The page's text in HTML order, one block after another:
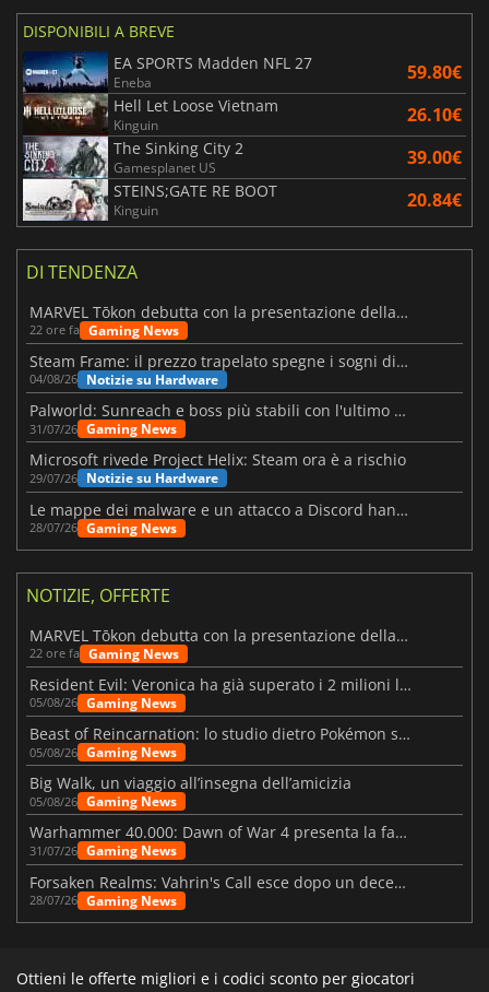
DISPONIBILI A BREVE
EA SPORTS Madden NFL 27
Eneba 59.80€
Hell Let Loose Vietnam
Kinguin 26.10€
The Sinking City 2
Gamesplanet US 39.00€
STEINS;GATE RE BOOT
Kinguin 20.84€
DI TENDENZA
MARVEL Tōkon debutta con la presentazione della roadmap per il primo anno
22 ore fa Gaming News
Steam Frame: il prezzo trapelato spegne i sogni di un VR economico
04/08/26 Notizie su Hardware
Palworld: Sunreach e boss più stabili con l'ultimo update
31/07/26 Gaming News
Microsoft rivede Project Helix: Steam ora è a rischio
29/07/26 Notizie su Hardware
Le mappe dei malware e un attacco a Discord hanno colpito Meccha Chameleon
28/07/26 Gaming News
NOTIZIE, OFFERTE
MARVEL Tōkon debutta con la presentazione della roadmap per il primo anno
22 ore fa Gaming News
Resident Evil: Veronica ha già superato i 2 milioni liste dei desideri
05/08/26 Gaming News
Beast of Reincarnation: lo studio dietro Pokémon su una nuova strada
05/08/26 Gaming News
Big Walk, un viaggio all’insegna dell’amicizia
05/08/26 Gaming News
Warhammer 40.000: Dawn of War 4 presenta la fazione dei Necron
31/07/26 Gaming News
Forsaken Realms: Vahrin's Call esce dopo un decennio di sviluppo
28/07/26 Gaming News
Ottieni le offerte migliori e i codici sconto per giocatori